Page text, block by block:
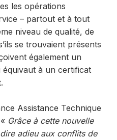
les opérations
– partout et à tout
niveau de qualité, de
se trouvaient présents
également un
à un certificat
Assistance Technique
Grâce à cette nouvelle
adieu aux conflits de